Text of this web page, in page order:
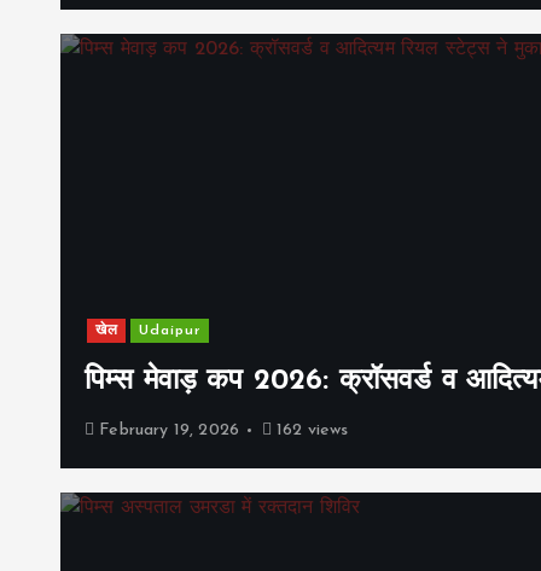
खेल Udaipur
पिम्स मेवाड़ कप 2026: क्रॉसवर्ड व
February 19, 2026 162 views